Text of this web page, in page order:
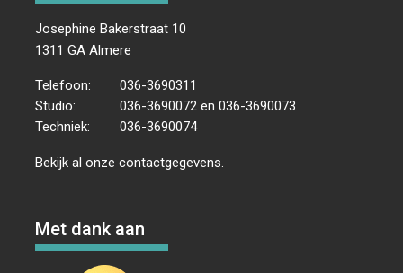
Josephine Bakerstraat 10
1311 GA Almere
Telefoon:
036-3690311
Studio:
036-3690072 en 036-3690073
Techniek:
036-3690074
Bekijk al onzecontactgegevens.
Met dank aan